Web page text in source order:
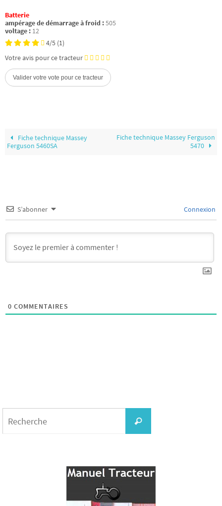
Batterie
ampérage de démarrage à froid :505
voltage : 12
4/5 (1)
Votre avis pour ce tracteur
Fiche technique Massey
Ferguson 5460SA
Fiche technique Massey Ferguson
5470
S’abonner Connexion
0 COMMENTAIRES
Recherche